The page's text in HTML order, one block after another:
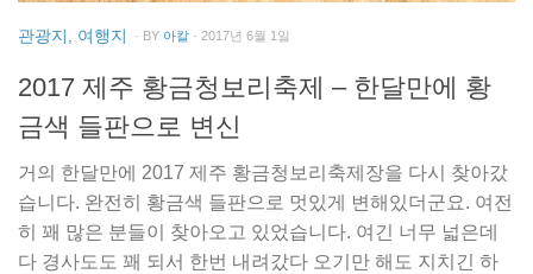
관광지, 여행지 · BY 아칼 · 2017년 6월 1일
2017 제주 황금청보리축제 – 한달만에 황
금색 들판으로 변신
거의 한달만에 2017 제주 황금청보리축제장을 다시 찾아갔
습니다. 완전히 황금색 들판으로 멋있게 변해있더군요. 여전
히 꽤 많은 분들이 찾아오고 있었습니다. 여긴 너무 넓은데
다 경사도도 꽤 되서 한번 내려갔다 오기만 해도 지치긴 하